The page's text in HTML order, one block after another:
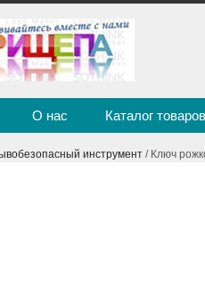
О нас Каталог товаров
инструмент / Ключ